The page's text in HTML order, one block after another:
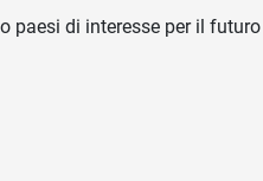
paesi di interesse per il futuro